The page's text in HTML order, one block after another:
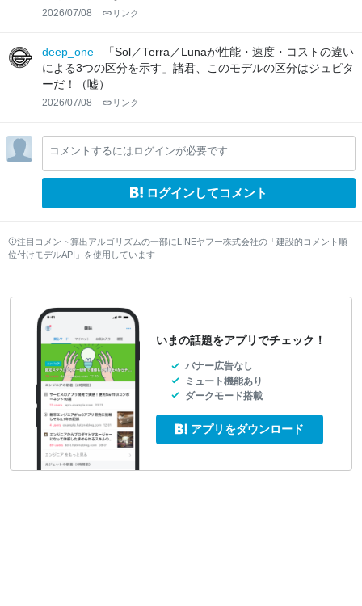
2026/07/08 リンク
deep_one
「Sol／Terra／Lunaが性能・速度・コストの違い
による3つの区分を示す」諸君、このモデルの区分はジュピタ
ーだ！（嘘）
2026/07/08 リンク
コメントするにはログインが必要です
ログインしてコメント
注目コメント算出アルゴリズムの一部にLINEヤフー株式会社の「建設的コメント順
位付けモデルAPI」を使用しています
いまの話題をアプリでチェック！
バナー広告なし
ミュート機能あり
ダークモード搭載
アプリをダウンロード